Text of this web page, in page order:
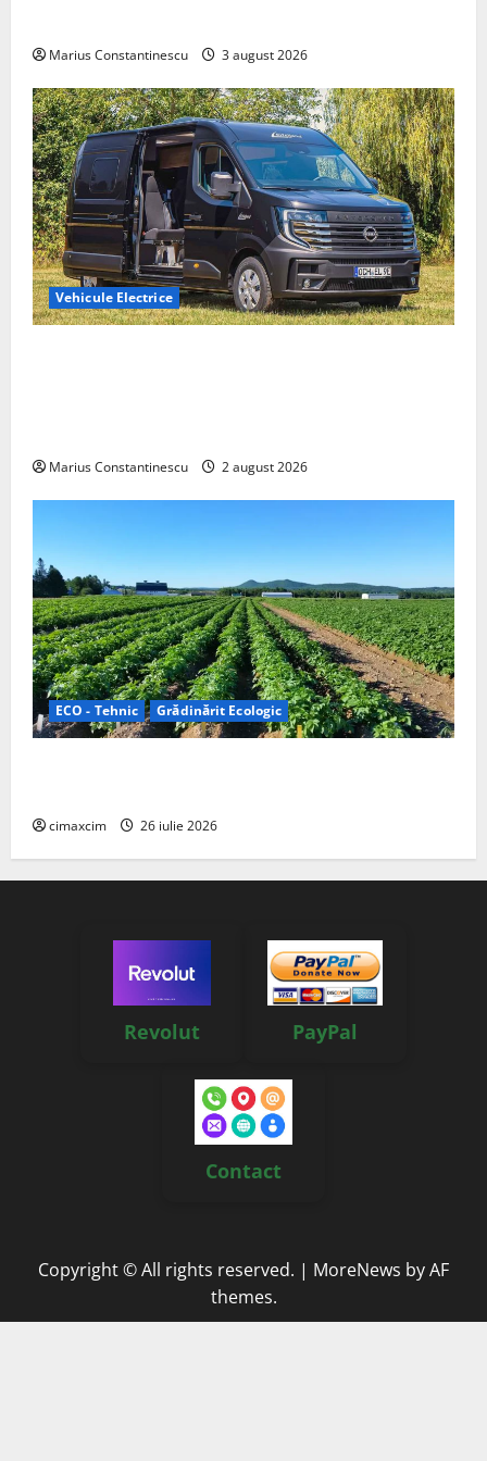
Marius Constantinescu 3 august 2026
Vehicule Electrice
Marius Constantinescu 2 august 2026
ECO - Tehnic Grădinărit Ecologic
cimaxcim 26 iulie 2026
Revolut PayPal
Contact
Copyright © All rights reserved. | MoreNews by AF
themes.